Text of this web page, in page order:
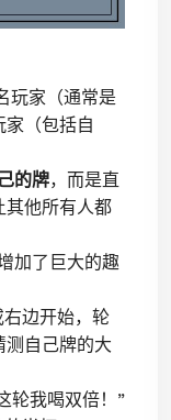
玩家（通常是
家（包括自
的牌，而是直
其他所有人都
加了巨大的趣
边开始，轮
测自己牌的大
轮我喝双倍！”